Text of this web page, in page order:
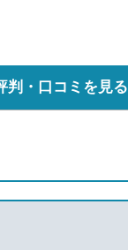
判・口コミを見る